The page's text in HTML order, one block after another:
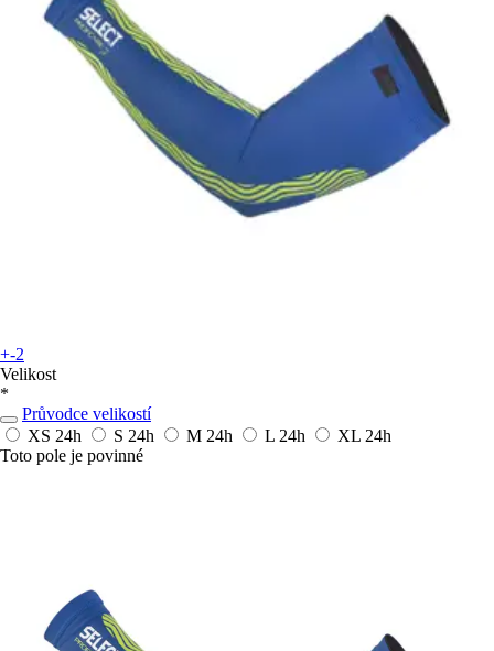
+-2
Velikost
*
Průvodce velikostí
XS 24h S 24h M 24h L 24h XL 24h
Toto pole je povinné